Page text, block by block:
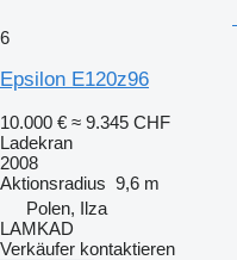
6
Epsilon E120z96
10.000 € ≈ 9.345 CHF
Ladekran
2008
Aktionsradius 9,6 m
Polen, Ilza
LAMKAD
Verkäufer kontaktieren